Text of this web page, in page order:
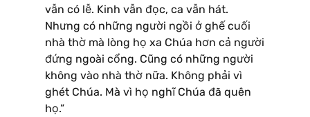
vẫn có lễ. Kinh vẫn đọc, ca vẫn hát.
Nhưng có những người ngồi ở ghế cuối
nhà thờ mà lòng họ xa Chúa hơn cả người
đứng ngoài cổng. Cũng có những người
không vào nhà thờ nữa. Không phải vì
ghét Chúa. Mà vì họ nghĩ Chúa đã quên
họ.”